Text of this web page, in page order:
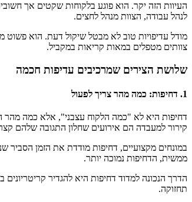
העיוות הזה יקר. הוא פוגע בלקוחות שקטים אך
לנהל עבודה, הצוות מנהל לחצים.
מודל עדיפויות טוב לא מבטל שיקול דעת. הוא פשוט
צוותים מטפלים במאות קריאות במקביל.
שלושת הצירים שמרכיבים עדיפות חכמה
1. דחיפות: כמה מהר צריך לפעול
דחיפות היא לא "כמה הלקוח עצבני", אלא כמה
קירור למעבדה הם אירועים שחלון התגובה שלהם
במונחים מקצועיים, דחיפות מודדת את הזמן
ממשית, הדחיפות נמוכה יותר.
הדרך הנכונה למדוד דחיפות היא להגדיר
תחזוקה.